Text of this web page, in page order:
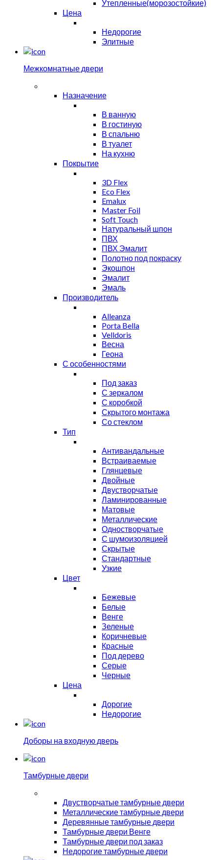
Утепленные(морозостойкие)
Цена
Недорогие
Элитные
Межкомнатные двери
Назначение
В ванную
В гостиную
В спальню
В туалет
На кухню
Покрытие
3D Flex
Eco Flex
Emalux
Master Foil
Soft Touch
Натуральный шпон
ПВХ
ПВХ Эмалит
Полотно под покраску
Экошпон
Эмалит
Эмаль
Производитель
Alleanza
Porta Bella
Velldoris
Весна
Геона
С особенностями
Под заказ
С зеркалом
С коробкой
Скрытого монтажа
Со стеклом
Тип
Антивандальные
Встраиваемые
Глянцевые
Двойные
Двустворчатые
Ламинированные
Матовые
Металлические
Одностворчатые
С шумоизоляцией
Скрытые
Стандартные
Узкие
Цвет
Бежевые
Белые
Венге
Зеленые
Коричневые
Красные
Под дерево
Серые
Черные
Цена
Дорогие
Недорогие
Доборы на входную дверь
Тамбурные двери
Двустворчатые тамбурные двери
Металлические тамбурные двери
Деревянные тамбурные двери
Тамбурные двери Венге
Тамбурные двери под заказ
Недорогие тамбурные двери